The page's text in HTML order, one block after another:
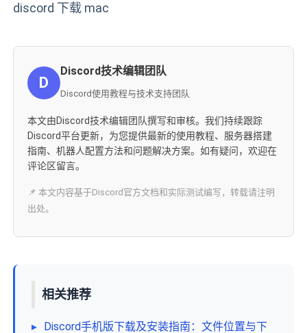
discord 下载 mac
D
Discord技术编辑团队
Discord使用教程与技术支持团队
本文由Discord技术编辑团队撰写和审核。我们持续跟踪
Discord平台更新，为您提供最新的使用教程、服务器搭建
指南、机器人配置方法和问题解决方案。如有疑问，欢迎在
评论区留言。
📌 本文内容基于Discord官方文档和实际测试编写，转载请注明
出处。
相关推荐
▸ Discord手机版下载及安装指南：文件位置与下